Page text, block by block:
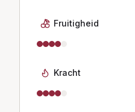
Fruitigheid
Kracht